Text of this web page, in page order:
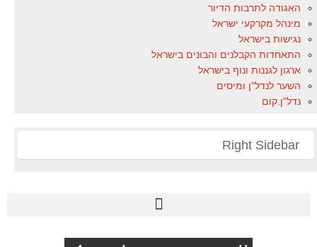
האגודה לתרבות הדיור
מינהל מקרקעי ישראל
נגישות בישראל
התאחדות הקבלנים והבונים בישראל
ארגון לגננות ונוף בישראל
השער לנדל"ן ומיסים
נדל"ן.קום
Right Sidebar